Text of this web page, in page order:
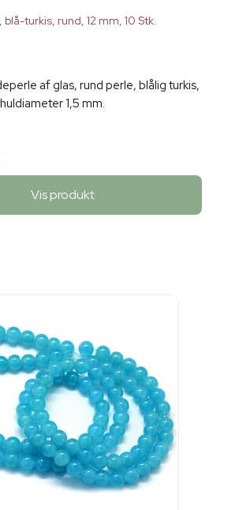
turkis, rund, 12 mm, 10 Stk.
af glas, rund perle, blålig turkis,
1,5 mm.
Vis produkt